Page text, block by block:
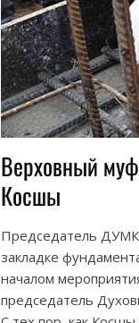
Верховный
Косшы
Председатель
закладке
началом
председатель